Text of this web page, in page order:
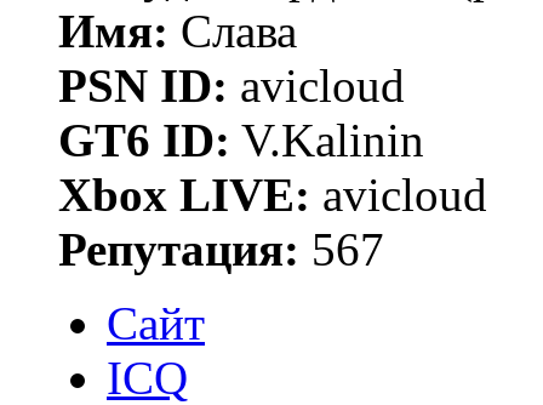
Имя: Слава
PSN ID: avicloud
GT6 ID: V.Kalinin
Xbox LIVE: avicloud
Репутация: 567
Сайт
ICQ